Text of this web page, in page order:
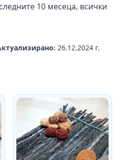
10 месеца, всички
26.12.2024 г.